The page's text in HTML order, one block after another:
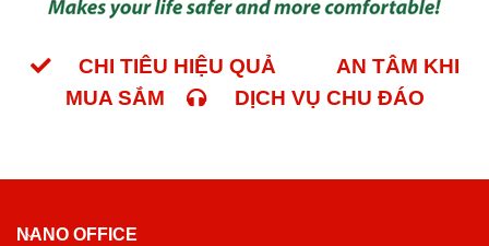
CHI TIÊU HIỆU QUẢ
AN TÂM KHI
MUA SẮM
DỊCH VỤ CHU ĐÁO
NANO OFFICE